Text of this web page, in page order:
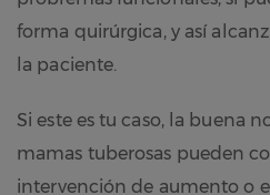
forma quirúrgica, y así
la paciente.
Si este es tu caso, la buena
mamas tuberosas pueden
intervención de aumento o